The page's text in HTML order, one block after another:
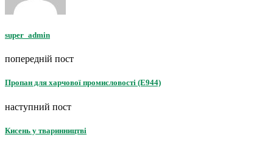
super_admin
попередній пост
Пропан для харчової промисловості (Е944)
наступний пост
Кисень у тваринництві